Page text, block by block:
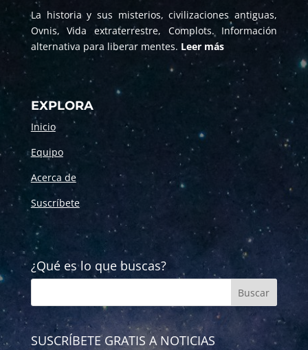
La historia y sus misterios, civilizaciones antiguas,
Ovnis, Vida extraterrestre, Complots. Información
alternativa para liberar mentes. Leer más
EXPLORA
Inicio
Equipo
Acerca de
Suscríbete
¿Qué es lo que buscas?
SUSCRÍBETE GRATIS A NOTICIAS